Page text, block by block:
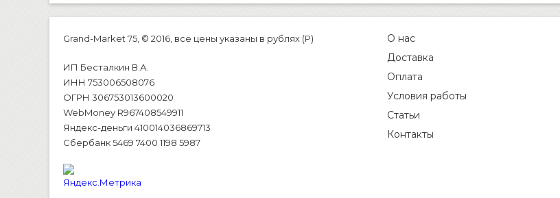
Grand-Market 75, © 2016, все цены указаны в рублях (P)
ИП Бесталкин В.А.
ИНН 753006508076
ОГРН 306753013600020
WebMoney R967408549911
Яндекс-деньги 410014036869713
Сбербанк 5469 7400 1198 5987
О нас
Доставка
Оплата
Условия работы
Статьи
Контакты